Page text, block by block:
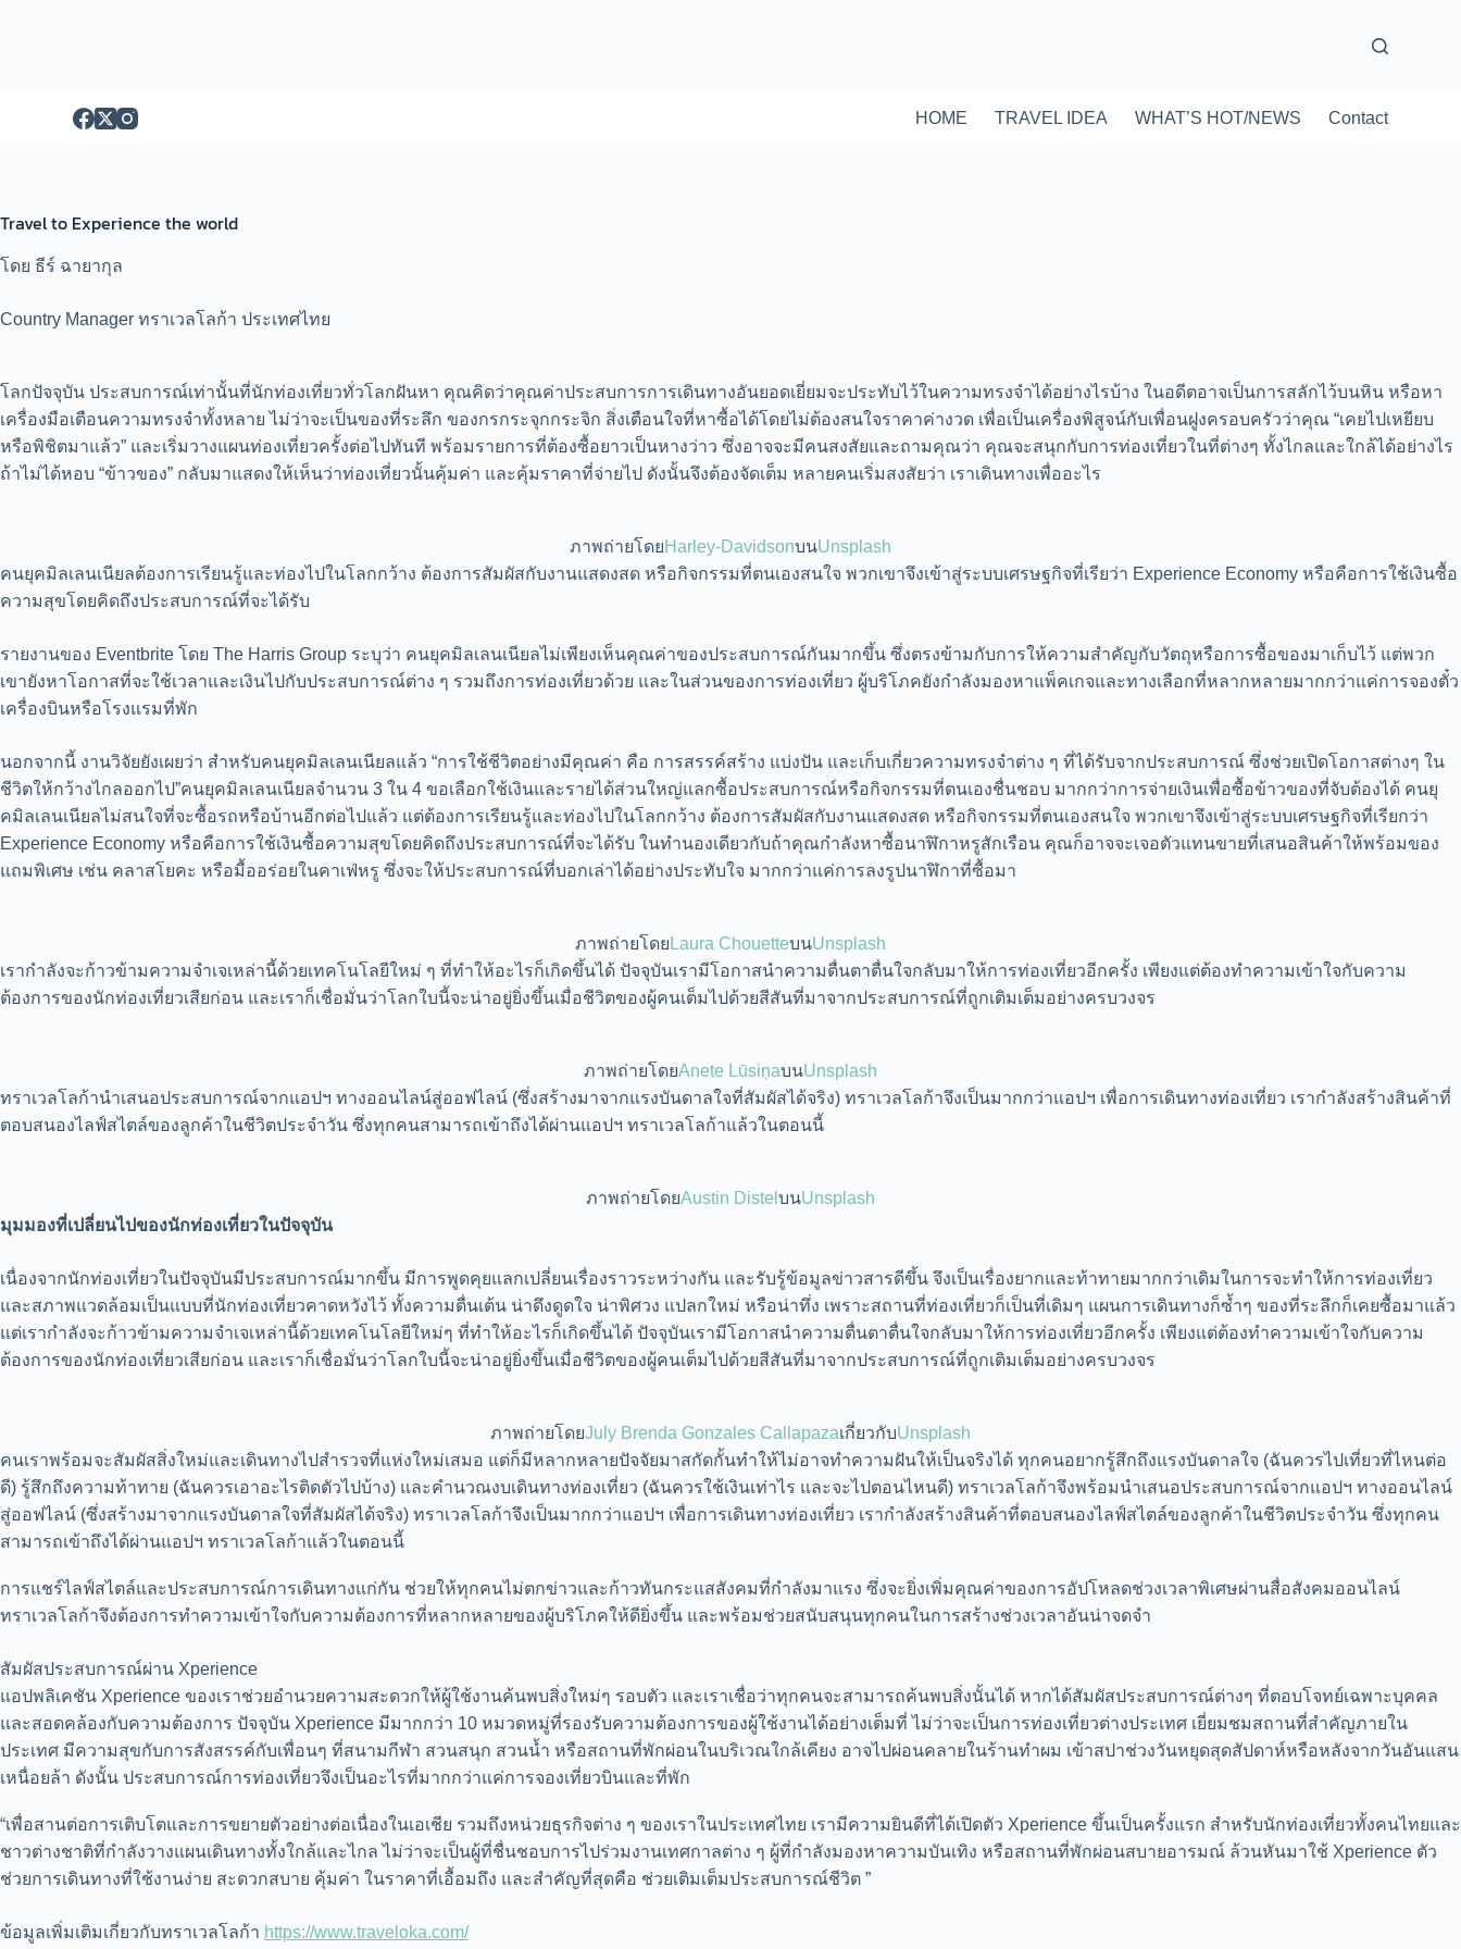
n
HOME TRAVEL IDEA WHAT’S HOT/NEWS Contact
Travel to Experience the world
โดย ธีร์ ฉายากุล
Country Manager ทราเวลโลก้า ประเทศไทย
โลกปัจจุบัน ประสบการณ์เท่านั้นที่นักท่องเที่ยวทั่วโลกฝันหา คุณคิดว่าคุณค่าประสบการการเดินทางอันยอดเยี่ยมจะประทับไว้ในความทรงจำได้อย่างไรบ้าง ในอดีตอาจเป็นการสลักไว้บนหิน หรือหา
เครื่องมือเตือนความทรงจำทั้งหลาย ไม่ว่าจะเป็นของที่ระลึก ของกรกระจุกกระจิก สิ่งเตือนใจที่หาซื้อได้โดยไม่ต้องสนใจราคาค่างวด เพื่อเป็นเครื่องพิสูจน์กับเพื่อนฝูงครอบครัวว่าคุณ “เคยไปเหยียบ
หรือพิชิตมาแล้ว” และเริ่มวางแผนท่องเที่ยวครั้งต่อไปทันที พร้อมรายการที่ต้องซื้อยาวเป็นหางว่าว ซึ่งอาจจะมีคนสงสัยและถามคุณว่า คุณจะสนุกกับการท่องเที่ยวในที่ต่างๆ ทั้งไกลและใกล้ได้อย่างไร
ถ้าไม่ได้หอบ “ข้าวของ” กลับมาแสดงให้เห็นว่าท่องเที่ยวนั้นคุ้มค่า และคุ้มราคาที่จ่ายไป ดังนั้นจึงต้องจัดเต็ม หลายคนเริ่มสงสัยว่า เราเดินทางเพื่ออะไร
ภาพถ่ายโดยHarley-DavidsonบนUnsplash
คนยุคมิลเลนเนียลต้องการเรียนรู้และท่องไปในโลกกว้าง ต้องการสัมผัสกับงานแสดงสด หรือกิจกรรมที่ตนเองสนใจ พวกเขาจึงเข้าสู่ระบบเศรษฐกิจที่เรียว่า Experience Economy หรือคือการใช้เงินซื้อ
ความสุขโดยคิดถึงประสบการณ์ที่จะได้รับ
รายงานของ Eventbrite โดย The Harris Group ระบุว่า คนยุคมิลเลนเนียลไม่เพียงเห็นคุณค่าของประสบการณ์กันมากขึ้น ซึ่งตรงข้ามกับการให้ความสำคัญกับวัตถุหรือการซื้อของมาเก็บไว้ แต่พวก
เขายังหาโอกาสที่จะใช้เวลาและเงินไปกับประสบการณ์ต่าง ๆ รวมถึงการท่องเที่ยวด้วย และในส่วนของการท่องเที่ยว ผู้บริโภคยังกำลังมองหาแพ็คเกจและทางเลือกที่หลากหลายมากกว่าแค่การจองตั๋ว
เครื่องบินหรือโรงแรมที่พัก
นอกจากนี้ งานวิจัยยังเผยว่า สำหรับคนยุคมิลเลนเนียลแล้ว “การใช้ชีวิตอย่างมีคุณค่า คือ การสรรค์สร้าง แบ่งปัน และเก็บเกี่ยวความทรงจำต่าง ๆ ที่ได้รับจากประสบการณ์ ซึ่งช่วยเปิดโอกาสต่างๆ ใน
ชีวิตให้กว้างไกลออกไป”คนยุคมิลเลนเนียลจำนวน 3 ใน 4 ขอเลือกใช้เงินและรายได้ส่วนใหญ่แลกซื้อประสบการณ์หรือกิจกรรมที่ตนเองชื่นชอบ มากกว่าการจ่ายเงินเพื่อซื้อข้าวของที่จับต้องได้ คนยุ
คมิลเลนเนียลไม่สนใจที่จะซื้อรถหรือบ้านอีกต่อไปแล้ว แต่ต้องการเรียนรู้และท่องไปในโลกกว้าง ต้องการสัมผัสกับงานแสดงสด หรือกิจกรรมที่ตนเองสนใจ พวกเขาจึงเข้าสู่ระบบเศรษฐกิจที่เรียกว่า
Experience Economy หรือคือการใช้เงินซื้อความสุขโดยคิดถึงประสบการณ์ที่จะได้รับ ในทำนองเดียวกับถ้าคุณกำลังหาซื้อนาฬิกาหรูสักเรือน คุณก็อาจจะเจอตัวแทนขายที่เสนอสินค้าให้พร้อมของ
แถมพิเศษ เช่น คลาสโยคะ หรือมื้ออร่อยในคาเฟ่หรู ซึ่งจะให้ประสบการณ์ที่บอกเล่าได้อย่างประทับใจ มากกว่าแค่การลงรูปนาฬิกาที่ซื้อมา
ภาพถ่ายโดย Laura ChouetteบนUnsplash
เรากำลังจะก้าวข้ามความจำเจเหล่านี้ด้วยเทคโนโลยีใหม่ ๆ ที่ทำให้อะไรก็เกิดขึ้นได้ ปัจจุบันเรามีโอกาสนำความตื่นตาตื่นใจกลับมาให้การท่องเที่ยวอีกครั้ง เพียงแต่ต้องทำความเข้าใจกับความ
ต้องการของนักท่องเที่ยวเสียก่อน และเราก็เชื่อมั่นว่าโลกใบนี้จะน่าอยู่ยิ่งขึ้นเมื่อชีวิตของผู้คนเต็มไปด้วยสีสันที่มาจากประสบการณ์ที่ถูกเติมเต็มอย่างครบวงจร
ภาพถ่ายโดยAnete LūsiņaบนUnsplash
ทราเวลโลก้านำเสนอประสบการณ์จากแอปฯ ทางออนไลน์สู่ออฟไลน์ (ซึ่งสร้างมาจากแรงบันดาลใจที่สัมผัสได้จริง) ทราเวลโลก้าจึงเป็นมากกว่าแอปฯ เพื่อการเดินทางท่องเที่ยว เรากำลังสร้างสินค้าที่
ตอบสนองไลฟ์สไตล์ของลูกค้าในชีวิตประจำวัน ซึ่งทุกคนสามารถเข้าถึงได้ผ่านแอปฯ ทราเวลโลก้าแล้วในตอนนี้
ภาพถ่ายโดยAustin Distel บนUnsplash
มุมมองที่เปลี่ยนไปของนักท่องเที่ยวในปัจจุบัน
เนื่องจากนักท่องเที่ยวในปัจจุบันมีประสบการณ์มากขึ้น มีการพูดคุยแลกเปลี่ยนเรื่องราวระหว่างกัน และรับรู้ข้อมูลข่าวสารดีขึ้น จึงเป็นเรื่องยากและท้าทายมากกว่าเดิมในการจะทำให้การท่องเที่ยว
และสภาพแวดล้อมเป็นแบบที่นักท่องเที่ยวคาดหวังไว้ ทั้งความตื่นเต้น น่าดึงดูดใจ น่าพิศวง แปลกใหม่ หรือน่าทึ่ง เพราะสถานที่ท่องเที่ยวก็เป็นที่เดิมๆ แผนการเดินทางก็ซ้ำๆ ของที่ระลึกก็เคยซื้อมาแล้ว
แต่เรากำลังจะก้าวข้ามความจำเจเหล่านี้ด้วยเทคโนโลยีใหม่ๆ ที่ทำให้อะไรก็เกิดขึ้นได้ ปัจจุบันเรามีโอกาสนำความตื่นตาตื่นใจกลับมาให้การท่องเที่ยวอีกครั้ง เพียงแต่ต้องทำความเข้าใจกับความ
ต้องการของนักท่องเที่ยวเสียก่อน และเราก็เชื่อมั่นว่าโลกใบนี้จะน่าอยู่ยิ่งขึ้นเมื่อชีวิตของผู้คนเต็มไปด้วยสีสันที่มาจากประสบการณ์ที่ถูกเติมเต็มอย่างครบวงจร
ภาพถ่ายโดยJuly Brenda Gonzales Callapazaเกี่ยวกับUnsplash
คนเราพร้อมจะสัมผัสสิ่งใหม่และเดินทางไปสำรวจที่แห่งใหม่เสมอ แต่ก็มีหลากหลายปัจจัยมาสกัดกั้นทำให้ไม่อาจทำความฝันให้เป็นจริงได้ ทุกคนอยากรู้สึกถึงแรงบันดาลใจ (ฉันควรไปเที่ยวที่ไหนต่อ
ดี) รู้สึกถึงความท้าทาย (ฉันควรเอาอะไรติดตัวไปบ้าง) และคำนวณงบเดินทางท่องเที่ยว (ฉันควรใช้เงินเท่าไร และจะไปตอนไหนดี) ทราเวลโลก้าจึงพร้อมนำเสนอประสบการณ์จากแอปฯ ทางออนไลน์
สู่ออฟไลน์ (ซึ่งสร้างมาจากแรงบันดาลใจที่สัมผัสได้จริง) ทราเวลโลก้าจึงเป็นมากกว่าแอปฯ เพื่อการเดินทางท่องเที่ยว เรากำลังสร้างสินค้าที่ตอบสนองไลฟ์สไตล์ของลูกค้าในชีวิตประจำวัน ซึ่งทุกคน
สามารถเข้าถึงได้ผ่านแอปฯ ทราเวลโลก้าแล้วในตอนนี้
การแชร์ไลฟ์สไตล์และประสบการณ์การเดินทางแก่กัน ช่วยให้ทุกคนไม่ตกข่าวและก้าวทันกระแสสังคมที่กำลังมาแรง ซึ่งจะยิ่งเพิ่มคุณค่าของการอัปโหลดช่วงเวลาพิเศษผ่านสื่อสังคมออนไลน์
ทราเวลโลก้าจึงต้องการทำความเข้าใจกับความต้องการที่หลากหลายของผู้บริโภคให้ดียิ่งขึ้น และพร้อมช่วยสนับสนุนทุกคนในการสร้างช่วงเวลาอันน่าจดจำ
สัมผัสประสบการณ์ผ่าน Xperience
แอปพลิเคชัน Xperience ของเราช่วยอำนวยความสะดวกให้ผู้ใช้งานค้นพบสิ่งใหม่ๆ รอบตัว และเราเชื่อว่าทุกคนจะสามารถค้นพบสิ่งนั้นได้ หากได้สัมผัสประสบการณ์ต่างๆ ที่ตอบโจทย์เฉพาะบุคคล
และสอดคล้องกับความต้องการ ปัจจุบัน Xperience มีมากกว่า 10 หมวดหมู่ที่รองรับความต้องการของผู้ใช้งานได้อย่างเต็มที่ ไม่ว่าจะเป็นการท่องเที่ยวต่างประเทศ เยี่ยมชมสถานที่สำคัญภายใน
ประเทศ มีความสุขกับการสังสรรค์กับเพื่อนๆ ที่สนามกีฬา สวนสนุก สวนน้ำ หรือสถานที่พักผ่อนในบริเวณใกล้เคียง อาจไปผ่อนคลายในร้านทำผม เข้าสปาช่วงวันหยุดสุดสัปดาห์หรือหลังจากวันอันแสน
เหนื่อยล้า ดังนั้น ประสบการณ์การท่องเที่ยวจึงเป็นอะไรที่มากกว่าแค่การจองเที่ยวบินและที่พัก
“เพื่อสานต่อการเติบโตและการขยายตัวอย่างต่อเนื่องในเอเชีย รวมถึงหน่วยธุรกิจต่าง ๆ ของเราในประเทศไทย เรามีความยินดีที่ได้เปิดตัว Xperience ขึ้นเป็นครั้งแรก สำหรับนักท่องเที่ยวทั้งคนไทยและ
ชาวต่างชาติที่กำลังวางแผนเดินทางทั้งใกล้และไกล ไม่ว่าจะเป็นผู้ที่ชื่นชอบการไปร่วมงานเทศกาลต่าง ๆ ผู้ที่กำลังมองหาความบันเทิง หรือสถานที่พักผ่อนสบายอารมณ์ ล้วนหันมาใช้ Xperience ตัว
ช่วยการเดินทางที่ใช้งานง่าย สะดวกสบาย คุ้มค่า ในราคาที่เอื้อมถึง และสำคัญที่สุดคือ ช่วยเติมเต็มประสบการณ์ชีวิต ”
ข้อมูลเพิ่มเติมเกี่ยวกับทราเวลโลก้า https://www.traveloka.com/